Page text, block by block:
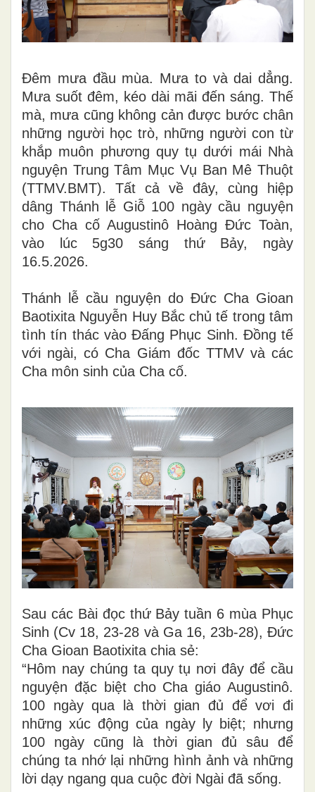
Đêm mưa đầu mùa. Mưa to và dai dẳng.
Mưa suốt đêm, kéo dài mãi đến sáng. Thế
mà, mưa cũng không cản được bước chân
những người học trò, những người con từ
khắp muôn phương quy tụ dưới mái Nhà
nguyện Trung Tâm Mục Vụ Ban Mê Thuột
(TTMV.BMT). Tất cả về đây, cùng hiệp
dâng Thánh lễ Giỗ 100 ngàycầu nguyện
cho Cha cố Augustinô Hoàng Đức Toàn,
vào lúc 5g30 sáng thứ Bảy, ngày
16.5.2026.
Thánh lễ cầu nguyện do Đức Cha Gioan
Baotixita Nguyễn Huy Bắc chủ tế trong tâm
tình tín thác vào Đấng Phục Sinh. Đồng tế
với ngài, có Cha Giám đốc TTMV và các
Cha môn sinh của Cha cố.
Sau các Bài đọc thứ Bảy tuần 6 mùa Phục
Sinh (Cv 18, 23-28 và Ga 16, 23b-28), Đức
Cha Gioan Baotixita chia sẻ:
“Hôm nay chúng ta quy tụ nơi đây để cầu
nguyện đặc biệt cho Cha giáo Augustinô.
100 ngày qua là thời gian đủ để vơi đi
những xúc động của ngày ly biệt; nhưng
100 ngày cũng là thời gian đủ sâu để
chúng ta nhớ lại những hình ảnh và những
lời dạy ngang qua cuộc đời Ngài đã sống.